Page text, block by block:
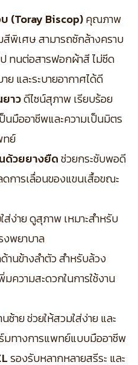
(Toray Biscop)คุณภาพ
พิเศษ สามารถซักล้างคราบ
ทนต่อสารฟอกผ้าสี ไม่ซีด
และระบายอากาศได้ดี
าวดีไซน์สุภาพ เรียบร้อย
มืออาชีพและความเป็นมิตร
ทย์
ด้วยยางยืดช่วยกระชับพอดี
การเลื่อนของแขนเสื้อขณะ
ง่าย ดูสุภาพ เหมาะสำหรับ
งพยาบาล
านข้างลำตัว สำหรับล้วง
มความสะดวกในการใช้งาน
ซ้าย ช่วยให้สวมใส่ง่าย และ
ทางการแพทย์แบบมืออาชีพ
รองรับหลากหลายสรีระ และ